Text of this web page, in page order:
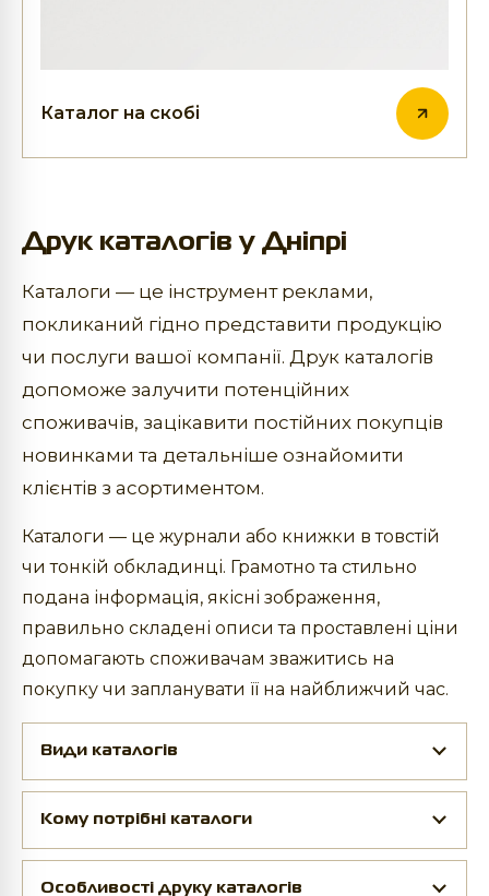
Каталог на скобі
Друк каталогів у Дніпрі
Каталоги — це інструмент реклами,
покликаний гідно представити продукцію
чи послуги вашої компанії. Друк каталогів
допоможе залучити потенційних
споживачів, зацікавити постійних покупців
новинками та детальніше ознайомити
клієнтів з асортиментом.
Каталоги — це журнали або книжки в товстій
чи тонкій обкладинці. Грамотно та стильно
подана інформація, якісні зображення,
правильно складені описи та проставлені ціни
допомагають споживачам зважитись на
покупку чи запланувати її на найближчий час.
Види каталогів
Кому потрібні каталоги
Особливості друку каталогів